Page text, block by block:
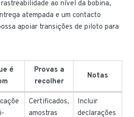
ao nível da bobina,
atempada e um contacto
apoiar transições de piloto para
é
Provas a
recolher
Notas
Certificados,
amostras
Incluir
declarações